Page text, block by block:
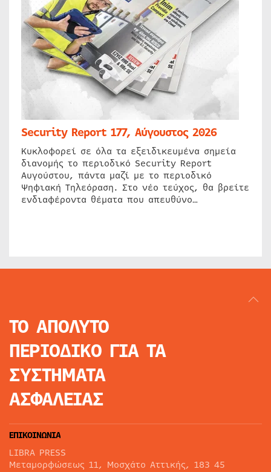
Security Report 177, Αύγουστος 2026
Κυκλοφορεί σε όλα τα εξειδικευμένα σημεία
διανομής το περιοδικό Security Report
Αυγούστου, πάντα μαζί με το περιοδικό
Ψηφιακή Τηλεόραση. Στο νέο τεύχος, θα βρείτε
ενδιαφέροντα θέματα που απευθύνο…
ΤΟ ΑΠΟΛΥΤΟ
ΠΕΡΙΟΔΙΚΟ ΓΙΑ ΤΑ
ΣΥΣΤΗΜΑΤΑ
ΑΣΦΑΛΕΙΑΣ
ΕΠΙΚΟΙΝΩΝΙΑ
LIBRA PRESS
Μεταμορφώσεως 11, Μοσχάτο Αττικής, 183 45